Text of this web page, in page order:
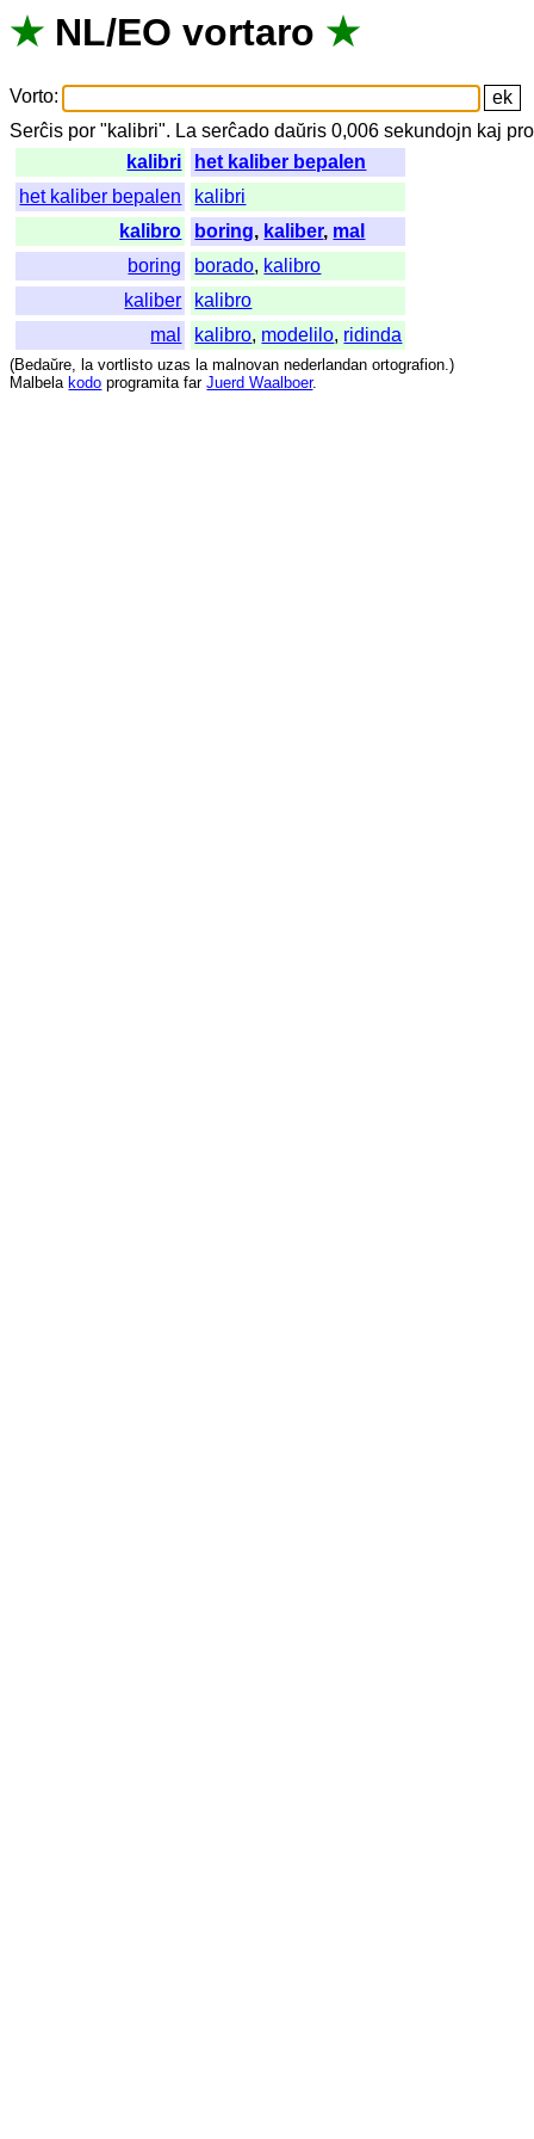
★ NL/EO vortaro ★
Vorto:
Serĉis por "kalibri". La serĉado daŭris 0,006sekundojn kaj
kalibri
het kaliber bepalen
het kaliber bepalen
kalibri
kalibro
boring, kaliber, mal
boring
borado, kalibro
kaliber
kalibro
mal
kalibro, modelilo, ridinda
(Bedaŭre, la vortlisto uzas la malnovan nederlandan ortografion.)
Malbela kodo programita far Juerd Waalboer.